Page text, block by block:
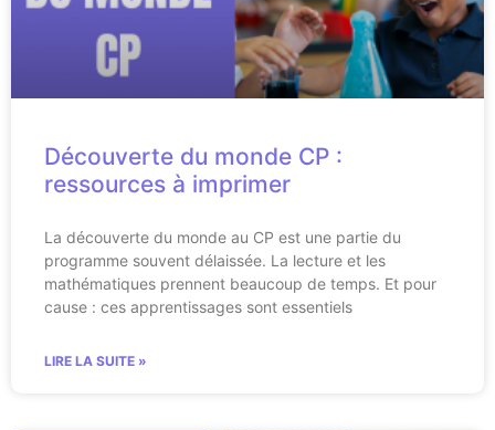
Découverte du monde CP :
ressources à imprimer
La découverte du monde au CP est une partie du
programme souvent délaissée. La lecture et les
mathématiques prennent beaucoup de temps. Et pour
cause : ces apprentissages sont essentiels
LIRE LA SUITE »